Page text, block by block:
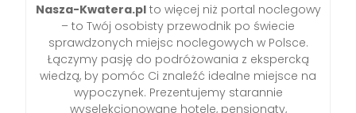
Nasza-Kwatera.plto więcej niż portal noclegowy
– to Twój osobisty przewodnik po świecie
sprawdzonych miejsc noclegowych w Polsce.
Łączymy pasję do podróżowania z ekspercką
wiedzą, by pomóc Ci znaleźć idealne miejsce na
wypoczynek. Prezentujemy starannie
wyselekcjonowane hotele, pensjonaty,